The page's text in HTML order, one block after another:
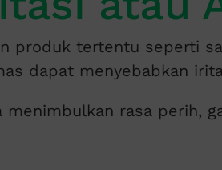
produk tertentu seperti
dapat menyebabkan
menimbulkan rasa perih,